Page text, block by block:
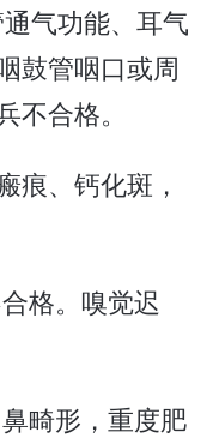
气功能、耳气
鼓管咽口或周
合格。
痕、钙化斑，
格。嗅觉迟
畸形，重度肥